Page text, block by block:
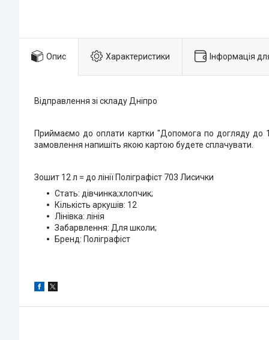
Опис Характеристики Інформація
Відправлення зі складу Дніпро
Приймаємо до оплати картки "Допомога по догляду до
замовлення напишіть якою картою будете сплачувати.
Зошит 12 л = до лінії Поліграфіст 703 Лисички
Стать: дівчинка;хлопчик;
Кількість аркушів: 12
Лінівка: лінія
Забарвлення: Для школи;
Бренд: Поліграфіст